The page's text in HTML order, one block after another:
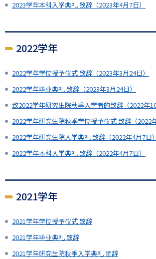
2023学年本科入学典礼 致辞（2023年4月7日）
2022学年
2022学年学位授予仪式 致辞（2023年3月24日）
2022学年毕业典礼 致辞（2023年3月24日）
致2022学年研究生院秋季入学者的致辞（2022年10
2022学年研究生院秋季学位授予仪式 致辞（2022
2022学年研究生院入学典礼 致辞（2022年4月7日）
2022学年本科入学典礼 致辞（2022年4月7日）
2021学年
2021学年学位授予仪式 致辞
2021学年毕业典礼 致辞
2021学年研究生院秋季入学典礼 贺辞